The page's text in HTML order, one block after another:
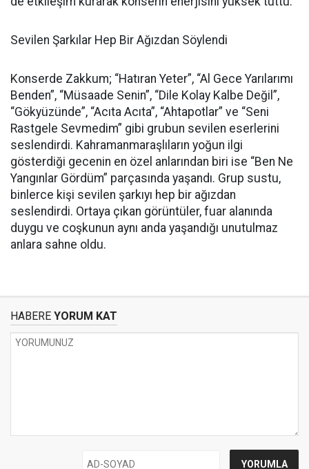
Sevilen Şarkılar Hep Bir Ağızdan Söylendi
Konserde Zakkum; “Hatıran Yeter”, “Al Gece Yarılarımı
Benden”, “Müsaade Senin”, “Dile Kolay Kalbe Değil”,
“Gökyüzünde”, “Acıta Acıta”, “Ahtapotlar” ve “Seni
Rastgele Sevmedim” gibi grubun sevilen eserlerini
seslendirdi. Kahramanmaraşlıların yoğun ilgi
gösterdiği gecenin en özel anlarından biri ise “Ben Ne
Yangınlar Gördüm” parçasında yaşandı. Grup sustu,
binlerce kişi sevilen şarkıyı hep bir ağızdan
seslendirdi. Ortaya çıkan görüntüler, fuar alanında
duygu ve coşkunun aynı anda yaşandığı unutulmaz
anlara sahne oldu.
HABERE YORUM KAT